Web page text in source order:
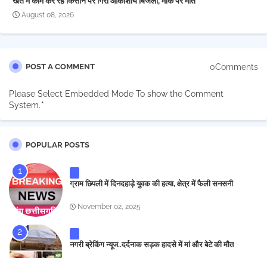
August 08, 2026
POST A COMMENT 0Comments
Please Select Embedded Mode To show the Comment
System.*
POPULAR POSTS
ग्राम छिपली में दिनदहाड़े युवक की हत्या, क्षेत्र में फैली सनसनी
November 02, 2025
नगरी ब्रेकिंग न्यूज..दर्दनाक सड़क हादसे में मां और बेटे की मौत